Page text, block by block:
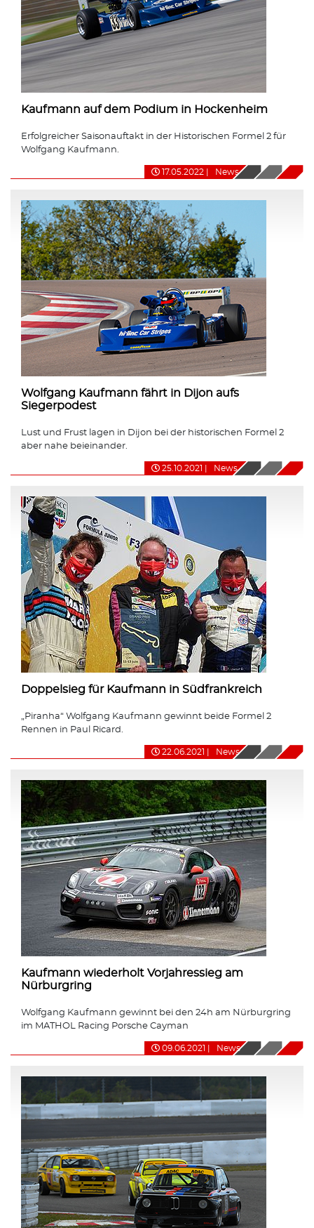
Kaufmann auf dem Podium in Hockenheim
Erfolgreicher Saisonauftakt in der Historischen Formel 2 für
Wolfgang Kaufmann.
17.05.2022 News
Wolfgang Kaufmann fährt in Dijon aufs
Siegerpodest
Lust und Frust lagen in Dijon bei der historischen Formel 2
aber nahe beieinander.
25.10.2021 News
Doppelsieg für Kaufmann in Südfrankreich
„Piranha“ Wolfgang Kaufmann gewinnt beide Formel 2
Rennen in Paul Ricard.
22.06.2021 News
Kaufmann wiederholt Vorjahressieg am
Nürburgring
Wolfgang Kaufmann gewinnt bei den 24h am Nürburgring
im MATHOL Racing Porsche Cayman
09.06.2021 News